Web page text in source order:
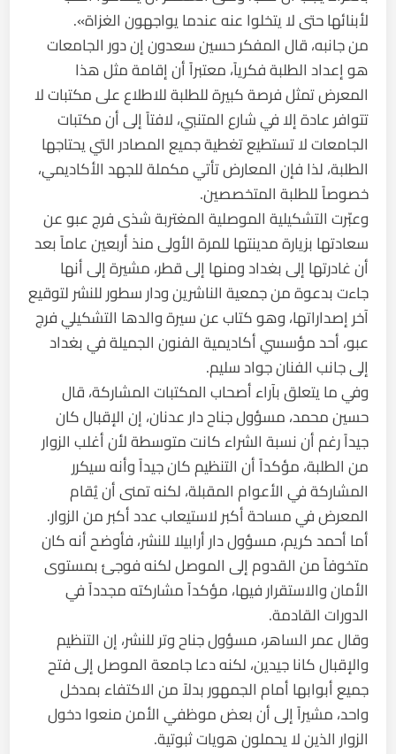
لأبنائها حتى لا يتخلوا عنه عندما يواجهون الغزاة».
من جانبه، قال المفكر حسين سعدون إن دور الجامعات
هو إعداد الطلبة فكرياً، معتبراً أن إقامة مثل هذا
المعرض تمثل فرصة كبيرة للطلبة للاطلاع على مكتبات لا
تتوافر عادة إلا في شارع المتنبي، لافتاً إلى أن مكتبات
الجامعات لا تستطيع تغطية جميع المصادر التي يحتاجها
الطلبة، لذا فإن المعارض تأتي مكملة للجهد الأكاديمي،
خصوصاً للطلبة المتخصصين.
وعبّرت التشكيلية الموصلية المغتربة شذى فرج عبو عن
سعادتها بزيارة مدينتها للمرة الأولى منذ أربعين عاماً بعد
أن غادرتها إلى بغداد ومنها إلى قطر، مشيرة إلى أنها
جاءت بدعوة من جمعية الناشرين ودار سطور للنشر لتوقيع
آخر إصداراتها، وهو كتاب عن سيرة والدها التشكيلي فرج
عبو، أحد مؤسسي أكاديمية الفنون الجميلة في بغداد
إلى جانب الفنان جواد سليم.
وفي ما يتعلق بآراء أصحاب المكتبات المشاركة، قال
حسين محمد، مسؤول جناح دار عدنان، إن الإقبال كان
جيداً رغم أن نسبة الشراء كانت متوسطة لأن أغلب الزوار
من الطلبة، مؤكداً أن التنظيم كان جيداً وأنه سيكرر
المشاركة في الأعوام المقبلة، لكنه تمنى أن يُقام
المعرض في مساحة أكبر لاستيعاب عدد أكبر من الزوار.
أما أحمد كريم، مسؤول دار أرابيلا للنشر، فأوضح أنه كان
متخوفاً من القدوم إلى الموصل لكنه فوجئ بمستوى
الأمان والاستقرار فيها، مؤكداً مشاركته مجدداً في
الدورات القادمة.
وقال عمر الساهر، مسؤول جناح وتر للنشر، إن التنظيم
والإقبال كانا جيدين، لكنه دعا جامعة الموصل إلى فتح
جميع أبوابها أمام الجمهور بدلاً من الاكتفاء بمدخل
واحد، مشيراً إلى أن بعض موظفي الأمن منعوا دخول
الزوار الذين لا يحملون هويات ثبوتية.